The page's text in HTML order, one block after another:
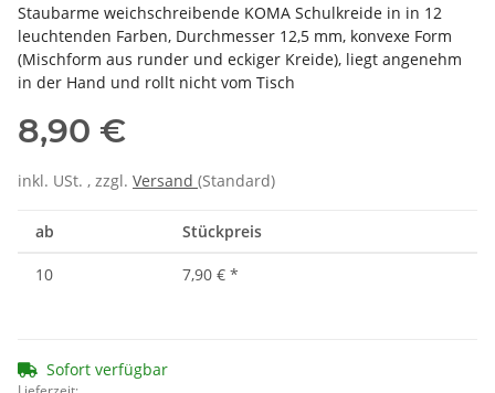
Staubarme weichschreibende KOMA Schulkreide in in 12
leuchtenden Farben, Durchmesser 12,5 mm, konvexe Form
(Mischform aus runder und eckiger Kreide), liegt angenehm
in der Hand und rollt nicht vom Tisch
8,90 €
inkl. USt. , zzgl. Versand (Standard)
ab Stückpreis
10 7,90 € *
Sofort verfügbar